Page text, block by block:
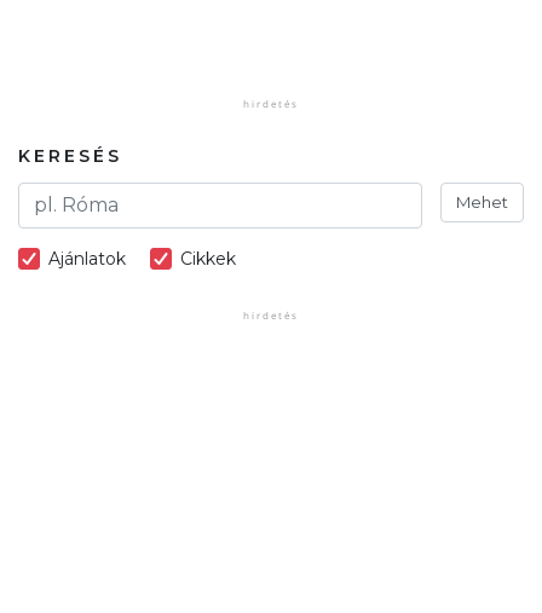
KERESÉS
Mehet
Ajánlatok Cikkek